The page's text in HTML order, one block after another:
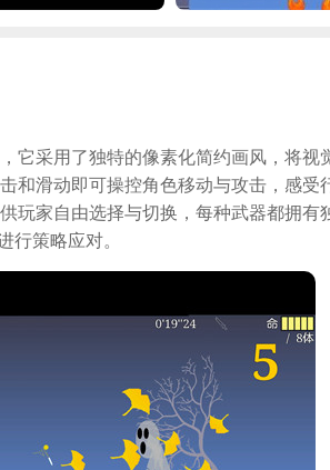
它采用了独特的像素化简约画风，将视
和滑动即可操控角色移动与攻击，感受
玩家自由选择与切换，每种武器都拥有
行策略应对。